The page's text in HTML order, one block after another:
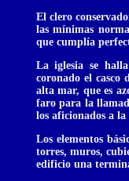
El clero
las mínimas
que cumplía
La iglesia se
coronado el
alta mar, que es
faro para la
los aficionados a
Los elementos
torres, muros,
edificio una